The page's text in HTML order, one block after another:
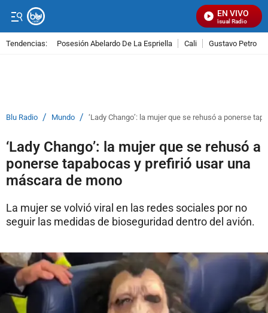
EN VIVO
Señal Visual Radio
Tendencias: Posesión Abelardo De La Espriella Cali Gustavo Petro
Blu Radio / Mundo / ‘Lady Chango’: la mujer que se rehusó a ponerse
‘Lady Chango’: la mujer que se rehusó a
ponerse tapabocas y prefirió usar una
máscara de mono
La mujer se volvió viral en las redes sociales por no
seguir las medidas de bioseguridad dentro del avión.